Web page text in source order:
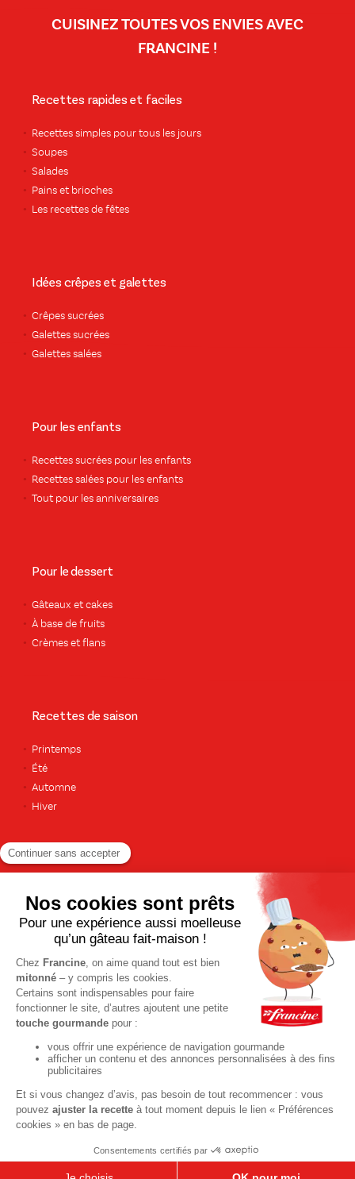
CUISINEZ TOUTES VOS ENVIES AVEC
FRANCINE !
Recettes rapides et faciles
Recettes simples pour tous les jours
Soupes
Salades
Pains et brioches
Les recettes de fêtes
Idées crêpes et galettes
Crêpes sucrées
Galettes sucrées
Galettes salées
Pour les enfants
Recettes sucrées pour les enfants
Recettes salées pour les enfants
Tout pour les anniversaires
Pour le dessert
Gâteaux et cakes
À base de fruits
Crèmes et flans
Recettes de saison
Printemps
Été
Automne
Hiver
TOUTES LES RECETTES
Pour votre santé, pratiquez une activité physique régulière. Plus
d’infos sur www.mangerbouger.fr